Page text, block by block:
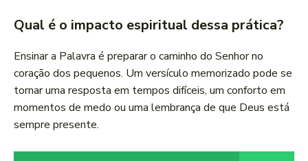
Qual é o impacto espiritual dessa prática?
Ensinar a Palavra é preparar o caminho do Senhor no
coração dos pequenos. Um versículo memorizado pode se
tornar uma resposta em tempos difíceis, um conforto em
momentos de medo ou uma lembrança de que Deus está
sempre presente.